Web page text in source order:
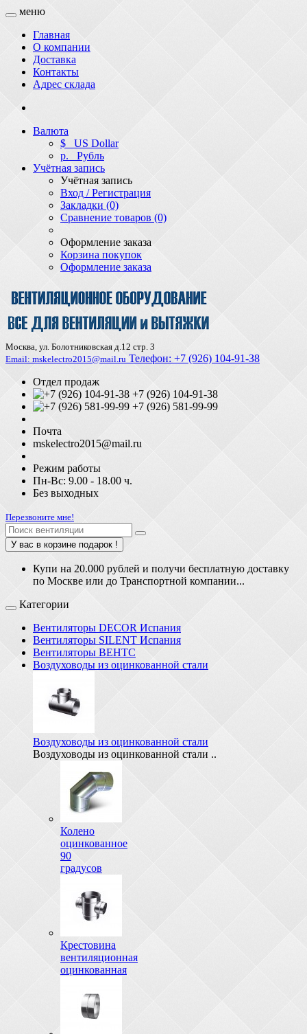
меню
Главная
О компании
Доставка
Контакты
Адрес склада
Валюта
$ US Dollar
р. Рубль
Учётная запись
Учётная запись
Вход / Регистрация
Закладки (0)
Сравнение товаров (0)
Оформление заказа
Корзина покупок
Оформление заказа
Москва, ул. Болотниковская д.12 стр. 3
Email: mskelectro2015@mail.ru Телефон: +7 (926) 104-91-З8
Отдел продаж
+7 (926) 104-91-38
+7 (926) 581-99-99
Почта
mskelectro2015@mail.ru
Режим работы
Пн-Вс: 9.00 - 18.00 ч.
Без выходных
Перезвоните мне!
У вас в корзине подарок !
Купи на 20.000 рублей и получи бесплатную доставку
по Москве или до Транспортной компании...
Категории
Вентиляторы DECOR Испания
Вентиляторы SILENT Испания
Вентиляторы ВЕНТС
Воздуховоды из оцинкованной стали
Воздуховоды из оцинкованной стали
Воздуховоды из оцинкованной стали ..
Колено
оцинкованное
90
градусов
Крестовина
вентиляционная
оцинкованная